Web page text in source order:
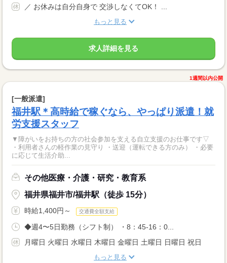
／ お休みは自分自身で 交渉しなくてOK！ ...
もっと見る
求人詳細を見る
1週間以内公開
[一般派遣]
福井駅＊高時給で稼ぐなら、やっぱり派遣！就
労支援スタッフ
▼障がいをお持ちの方の社会参加を支える自立支援のお仕事です▽
・利用者さんの軽作業の見守り ・送迎（運転できる方のみ） ・必要
に応じて生活介助...
その他医療・介護・研究・教育系
福井県福井市/福井駅（徒歩 15分）
時給1,400円～ 交通費全額支給
◆週4〜5日勤務（シフト制） ・8：45-16：0...
月曜日 火曜日 水曜日 木曜日 金曜日 土曜日 日曜日 祝日
もっと見る